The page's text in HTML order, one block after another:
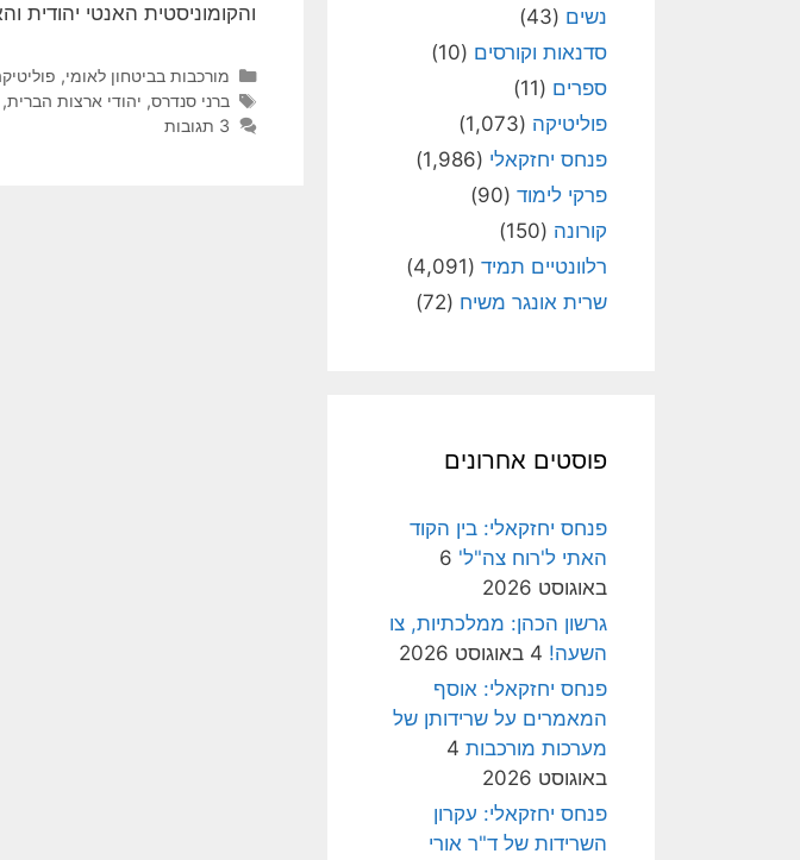
והקומוניסטית האנטי יהודית
קטגוריות
מורכבות בביטחון לאומי,
תגיות
ברני סנדרס, יהודי ארצות הברית,
3 תגובות
נשים (43)
סדנאות וקורסים (10)
ספרים (11)
פוליטיקה (1,073)
פנחס יחזקאלי (1,986)
פרקי לימוד (90)
קורונה (150)
רלוונטיים תמיד (4,091)
שרית אונגר משיח (72)
פוסטים אחרונים
פנחס יחזקאלי: בין הקוד
האתי ל'רוח צה"ל' 6
באוגוסט 2026
גרשון הכהן: ממלכתיות, צו
השעה! 4 באוגוסט 2026
פנחס יחזקאלי: אוסף
המאמרים על שרידותן של
מערכות מורכבות 4
באוגוסט 2026
פנחס יחזקאלי: עקרון
השרידות של ד"ר אורי